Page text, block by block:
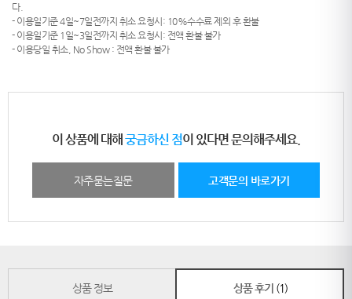
다.
- 이용일기준 4일~7일전까지 취소 요청시: 10%수수료 제외 후 환불
- 이용일기준 1일~3일전까지 취소 요청시: 전액 환불 불가
- 이용당일 취소, No Show : 전액 환불 불가
이 상품에 대해 궁금하신 점이 있다면 문의해주세요.
자주묻는질문 고객문의 바로가기
상품 정보 상품 후기 (1)